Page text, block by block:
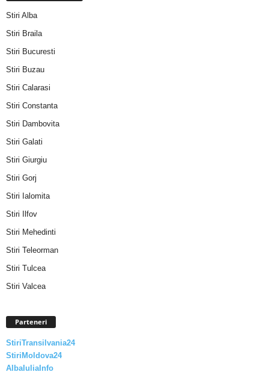
Stiri Alba
Stiri Braila
Stiri Bucuresti
Stiri Buzau
Stiri Calarasi
Stiri Constanta
Stiri Dambovita
Stiri Galati
Stiri Giurgiu
Stiri Gorj
Stiri Ialomita
Stiri Ilfov
Stiri Mehedinti
Stiri Teleorman
Stiri Tulcea
Stiri Valcea
Parteneri
StiriTransilvania24
StiriMoldova24
AlbaIuliaInfo